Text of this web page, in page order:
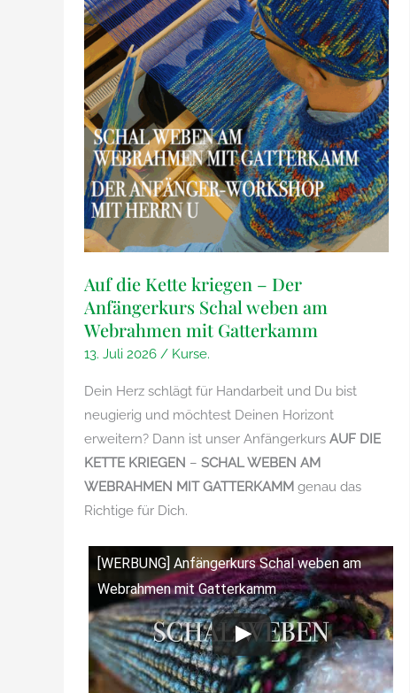
Auf die Kette kriegen – Der
Anfängerkurs Schal weben am
Webrahmen mit Gatterkamm
13. Juli 2026 / Kurse.
Dein Herz schlägt für Handarbeit und Du bist
neugierig und möchtest Deinen Horizont
erweitern? Dann ist unser Anfängerkurs AUF DIE
KETTE KRIEGEN – SCHAL WEBEN AM
WEBRAHMEN MIT GATTERKAMM genau das
Richtige für Dich.
[WERBUNG] Anfängerkurs Schal weben am
Webrahmen mit Gatterkamm